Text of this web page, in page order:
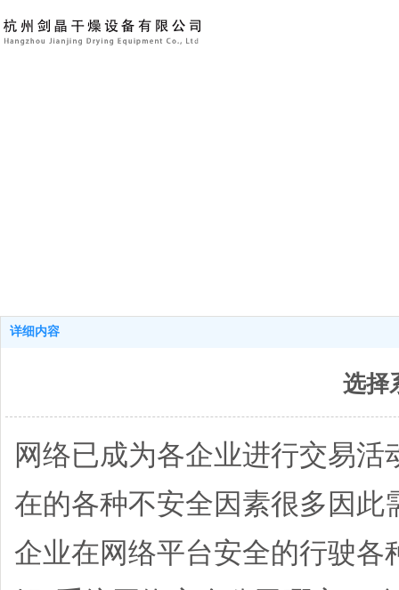
详细内容
选择
网络已成为各企业进行交易
在的各种不安全因素很多因此
企业在网络平台安全的行驶